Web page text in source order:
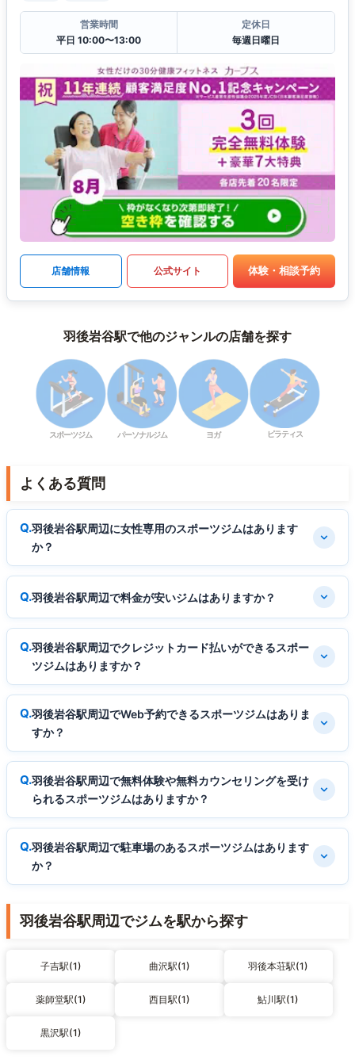
営業時間
平日 10:00〜13:00
定休日
毎週日曜日
店舗情報 公式サイト 体験・相談予約
羽後岩谷駅で他のジャンルの店舗を探す
スポーツジム パーソナルジム ヨガ ピラティス
よくある質問
羽後岩谷駅周辺に女性専用のスポーツジムはあります
か？
羽後岩谷駅周辺で料金が安いジムはありますか？
羽後岩谷駅周辺でクレジットカード払いができるスポー
ツジムはありますか？
羽後岩谷駅周辺でWeb予約できるスポーツジムはありま
すか？
羽後岩谷駅周辺で無料体験や無料カウンセリングを受け
られるスポーツジムはありますか？
羽後岩谷駅周辺で駐車場のあるスポーツジムはあります
か？
羽後岩谷駅周辺でジムを駅から探す
子吉駅(1) 曲沢駅(1) 羽後本荘駅(1)
薬師堂駅(1) 西目駅(1) 鮎川駅(1)
黒沢駅(1)